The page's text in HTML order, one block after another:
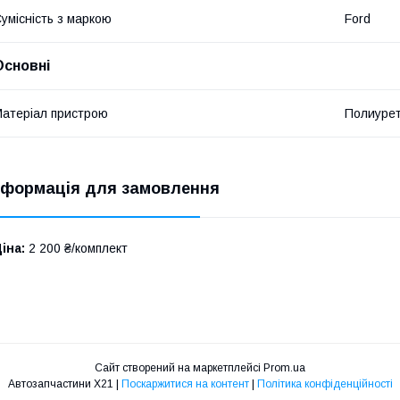
з маркою Ford
пристрою
для замовлення
2 200 ₴/комплект
Сайт створений на маркетплейсі Prom.ua
Автозапчастини X21 | Поскаржитися на контент | Політика конфіденційності